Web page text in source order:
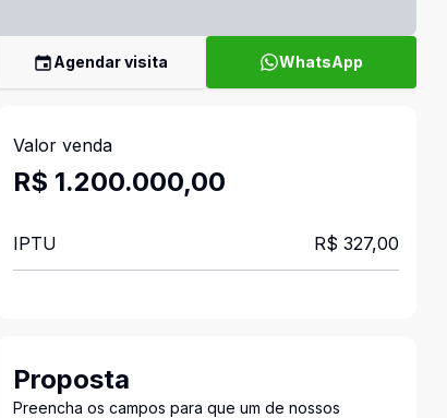
Agendar visita WhatsApp
Valor venda
R$ 1.200.000,00
IPTU R$ 327,00
Proposta
Preencha os campos para que um de nossos